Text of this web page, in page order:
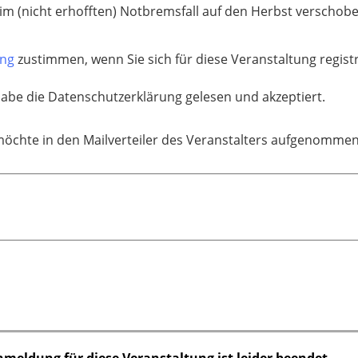
(nicht erhofften) Notbremsfall auf den Herbst
zustimmen, wenn Sie sich für diese Veranstaltung
die Datenschutzerklärung gelesen und akzeptiert.
in den Mailverteiler des Veranstalters